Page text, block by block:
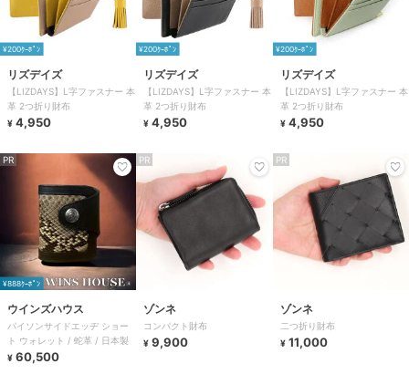
¥200ｸｰﾎﾟﾝ
リズデイズ
【LIZDAYS】L字ファスナー 本
革 2つ折り財布
¥ 4,950
¥200ｸｰﾎﾟﾝ
リズデイズ
【LIZDAYS】L字ファスナー 本
革 2つ折り財布
¥ 4,950
¥200ｸｰﾎﾟﾝ
リズデイズ
【LIZDAYS】L字ファスナー 本
革 2つ折り財布
¥ 4,950
PR
¥888ｸｰﾎﾟﾝ
ウインズハウス
パイソンサイドエッヂ ショー
ト ウォレット / 蛇革 / 日本製
¥ 60,500
PR
ゾンネ
コンパクト財布
¥ 9,900
PR
ゾンネ
二つ折り財布
¥ 11,000